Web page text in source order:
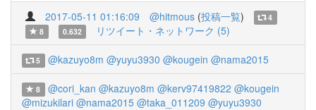
2017-05-11 01:16:09 @hitmous (投稿一覧)
4
8
0.632 リツイート・ネットワーク (5)
5 @kazuyo8m @yuyu3930 @kougein @nama2015
8 @cori_kan @kazuyo8m @kerv97419822 @kougein
@mizukilari @nama2015 @taka_011209 @yuyu3930